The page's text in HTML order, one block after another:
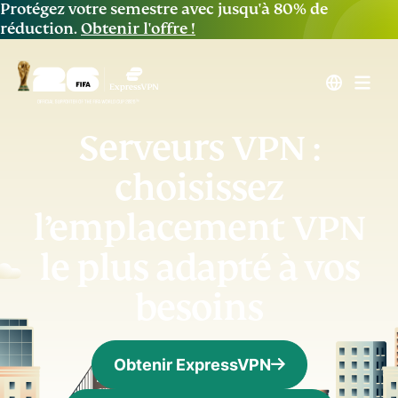
Protégez votre semestre avec jusqu'à 80% de
réduction.Obtenir l'offre !
Serveurs VPN :
choisissez
l’emplacement VPN
le plus adapté à vos
Obtenir ExpressVPN